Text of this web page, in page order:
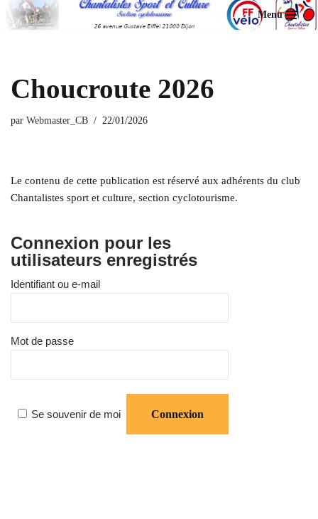
Menu
Choucroute 2026
par Webmaster_CB 22/01/2026
Le contenu de cette publication est réservé aux adhérents du club
Chantalistes sport et culture, section cyclotourisme.
Connexion pour les
utilisateurs enregistrés
Identifiant ou e-mail
Mot de passe
Se souvenir de moi